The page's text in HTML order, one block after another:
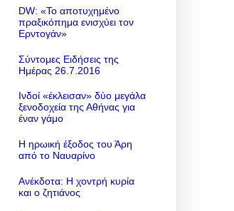
DW: «To αποτυχημένο
πραξικόπημα ενισχύει τον
Ερντογάν»
Σύντομες Ειδήσεις της
Ημέρας 26.7.2016
Ινδοί «έκλεισαν» δύο μεγάλα
ξενοδοχεία της Αθήνας για
έναν γάμο
Η ηρωική έξοδος του Άρη
από το Ναυαρίνο
Ανέκδοτα: Η χοντρή κυρία
και ο ζητιάνος